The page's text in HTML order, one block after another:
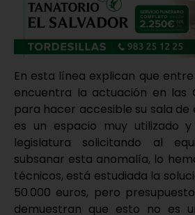
En esta línea explican que
encuentra la actuación en las
para hacer accesible su sala de
es un espacio muy utilizado
legislatura solicitando al
subsanar esta anomalía, lo
técnicos, está estudiada la
50.000 euros, pero
demuestran que esto no es